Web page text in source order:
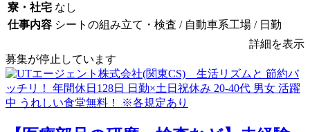
寮・社宅 なし
仕事内容 シートの組み立て・検査 / 自動車系工場 / 日勤
詳細を表示
募集が停止しています